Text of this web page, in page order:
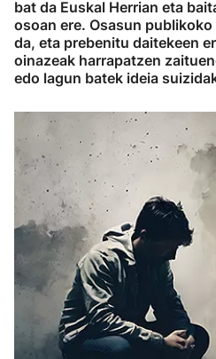
bat da Euskal Herrian eta
osoan ere. Osasun
da, eta prebenitu daitekeen
oinazeak harrapatzen
edo lagun batek ideia